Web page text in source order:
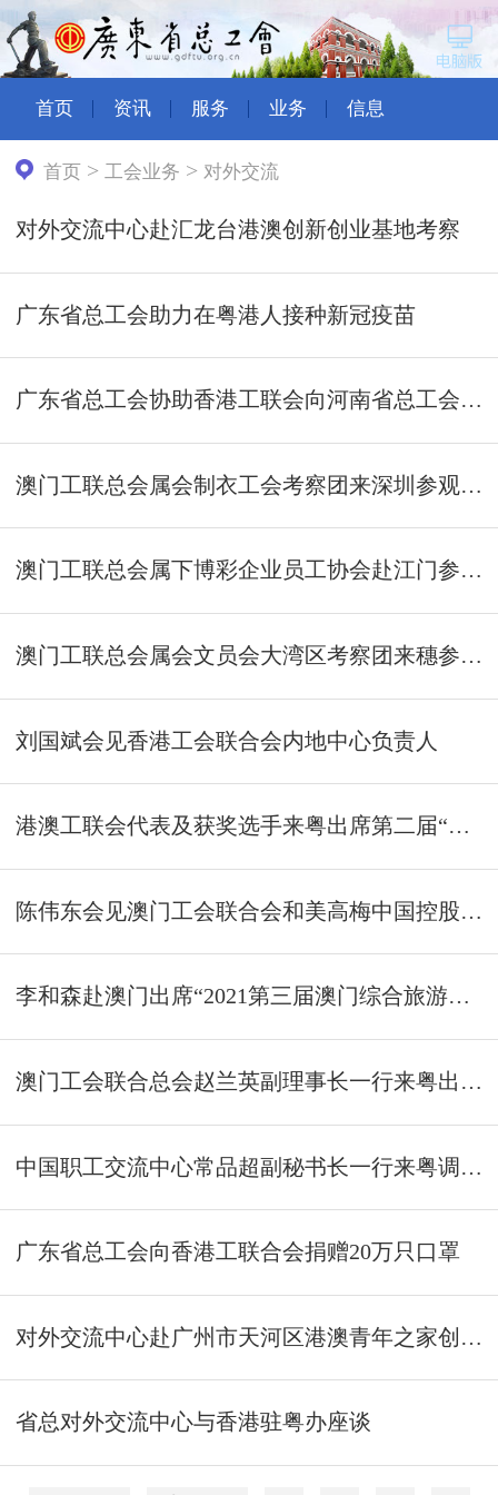
首页 资讯 服务 业务 信息
首页 > 工会业务 > 对外交流
对外交流中心赴汇龙台港澳创新创业基地考察
广东省总工会助力在粤港人接种新冠疫苗
广东省总工会协助香港工联会向河南省总工会捐赠赈灾物资
澳门工联总会属会制衣工会考察团来深圳参观交流
澳门工联总会属下博彩企业员工协会赴江门参观交流
澳门工联总会属会文员会大湾区考察团来穗参观交流
刘国斌会见香港工会联合会内地中心负责人
港澳工联会代表及获奖选手来粤出席第二届“中国中铁杯”粤港澳大湾区建设劳动竞赛工程书画摄影大赛颁奖典礼
陈伟东会见澳门工会联合会和美高梅中国控股有限公司代表团
李和森赴澳门出席“2021第三届澳门综合旅游休闲企业职业技能竞赛”启动仪式
澳门工会联合总会赵兰英副理事长一行来粤出席广东省总工会女职工委员会换届大会
中国职工交流中心常品超副秘书长一行来粤调研港澳台工作
广东省总工会向香港工联合会捐赠20万只口罩
对外交流中心赴广州市天河区港澳青年之家创业基地考察
省总对外交流中心与香港驻粤办座谈